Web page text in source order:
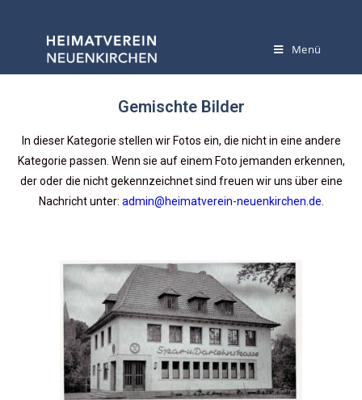
Menü
Gemischte Bilder
In dieser Kategorie stellen wir Fotos ein, die nicht in eine andere
Kategorie passen. Wenn sie auf einem Foto jemanden erkennen,
der oder die nicht gekennzeichnet sind freuen wir uns über eine
Nachricht unter: admin@heimatverein-neuenkirchen.de